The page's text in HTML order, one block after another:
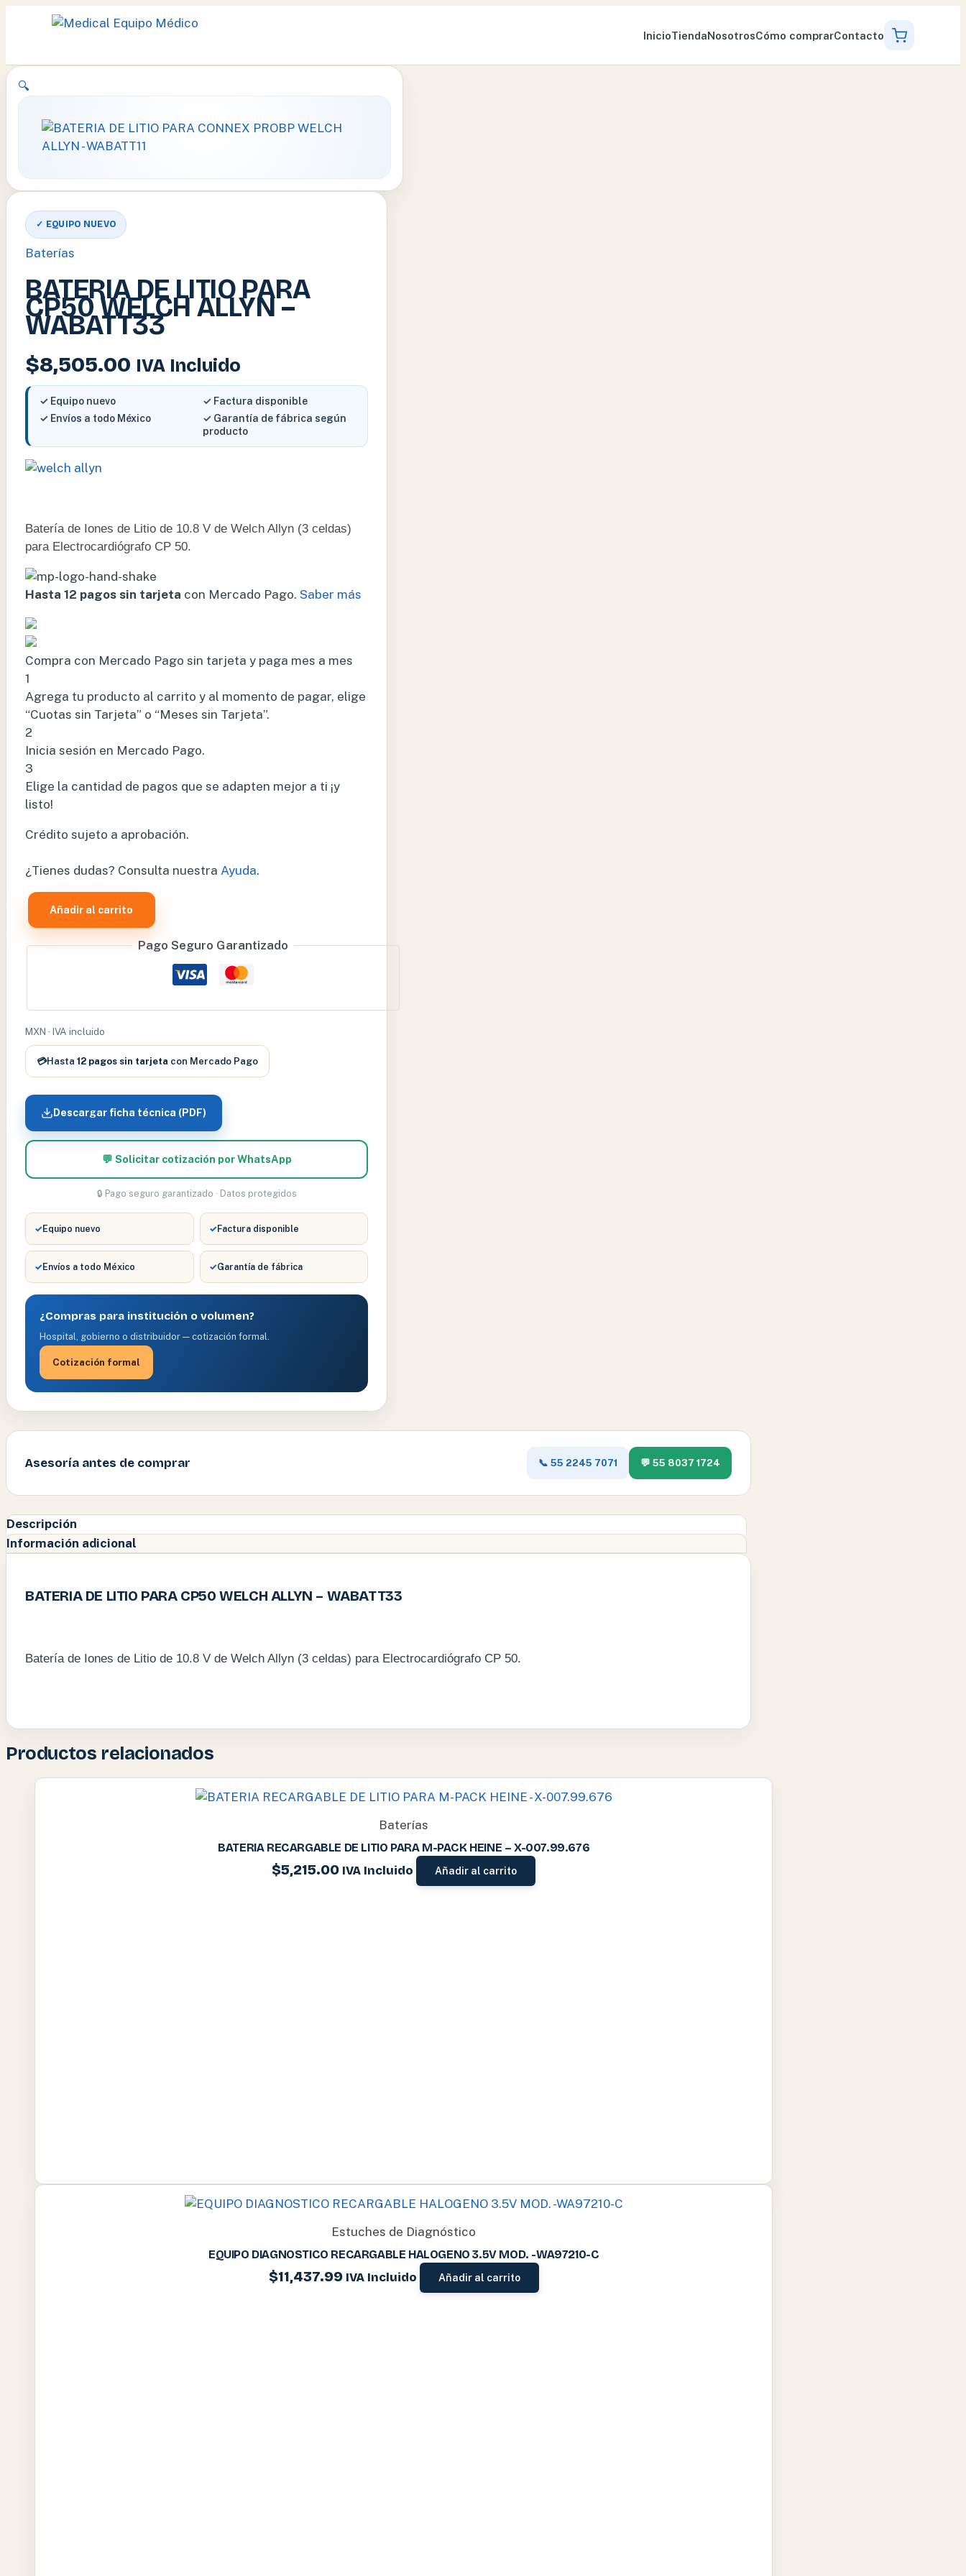
InicioTiendaNosotrosCómo comprarContacto
Ir
🔍
✓ EQUIPO NUEVO
Baterías
BATERIA DE LITIO PARA
CP50 WELCH ALLYN –
WABATT33
$8,505.00 IVA Incluido
✓ Equipo nuevo
✓ Factura disponible
✓ Envíos a todo México
✓ Garantía de fábrica según
producto
Batería de Iones de Litio de 10.8 V de Welch Allyn (3 celdas)
para Electrocardiógrafo CP 50.
Hasta 12 pagos sin tarjeta con Mercado Pago. Saber más
Compra con Mercado Pago sin tarjeta y paga mes a mes
1
Agrega tu producto al carrito y al momento de pagar, elige
“Cuotas sin Tarjeta” o “Meses sin Tarjeta”.
2
Inicia sesión en Mercado Pago.
3
Elige la cantidad de pagos que se adapten mejor a ti ¡y
listo!
Crédito sujeto a aprobación.
¿Tienes dudas? Consulta nuestra Ayuda.
BATERIA
WELCH
ALLYN
–
WABATT33
Añadir al carrito
Pago Seguro Garantizado
MXN · IVA incluido
💳Hasta 12 pagos sin tarjeta con Mercado Pago
Descargar ficha técnica (PDF)
💬 Solicitar cotización por WhatsApp
🔒 Pago seguro garantizado · Datos protegidos
✓Equipo nuevo ✓Factura disponible
✓Envíos a todo México ✓Garantía de fábrica
¿Compras para institución o volumen?
Hospital, gobierno o distribuidor — cotización formal.
Cotización formal
Asesoría antes de comprar 📞 55 2245 7071 💬 55 8037 1724
Descripción
Información adicional
BATERIA DE LITIO PARA CP50 WELCH ALLYN – WABATT33
Batería de Iones de Litio de 10.8 V de Welch Allyn (3 celdas) para Electrocardiógrafo CP 50.
Productos relacionados
Baterías
BATERIA RECARGABLE DE LITIO PARA M-PACK HEINE – X-007.99.676
$5,215.00 IVA Incluido Añadir al carrito
Estuches de Diagnóstico
EQUIPO DIAGNOSTICO RECARGABLE HALOGENO 3.5V MOD. -WA97210-C
$11,437.99 IVA Incluido Añadir al carrito